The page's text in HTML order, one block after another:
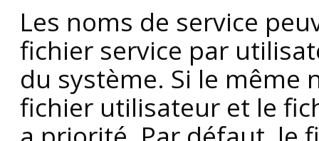
Les noms de service
fichier service par
du système. Si le même
fichier utilisateur et le